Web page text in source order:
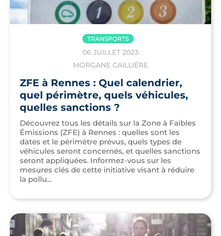
TRANSPORTS
06 JUILLET 2023
MORGANE CAILLIÈRE
ZFE à Rennes : Quel calendrier,
quel périmètre, quels véhicules,
quelles sanctions ?
Découvrez tous les détails sur la Zone à Faibles
Émissions (ZFE) à Rennes : quelles sont les
dates et le périmètre prévus, quels types de
véhicules seront concernés, et quelles sanctions
seront appliquées. Informez-vous sur les
mesures clés de cette initiative visant à réduire
la pollu...